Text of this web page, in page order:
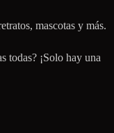
mascotas y más.
todas? ¡Solo hay una